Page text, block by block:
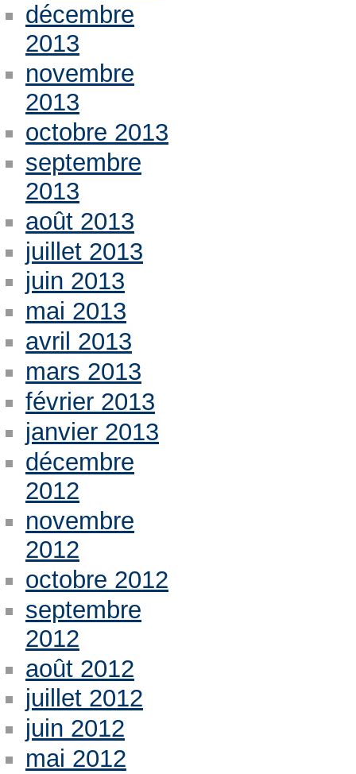
décembre
2013
novembre
2013
octobre 2013
septembre
2013
août 2013
juillet 2013
juin 2013
mai 2013
avril 2013
mars 2013
février 2013
janvier 2013
décembre
2012
novembre
2012
octobre 2012
septembre
2012
août 2012
juillet 2012
juin 2012
mai 2012